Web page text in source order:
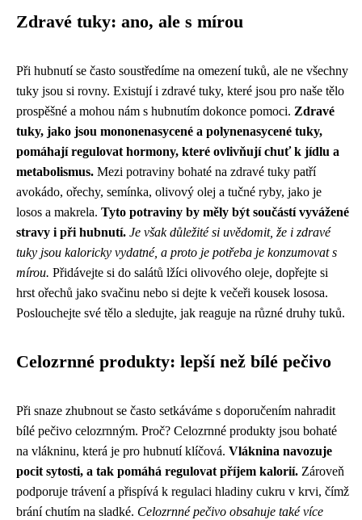
Zdravé tuky: ano, ale s mírou
Při hubnutí se často soustředíme na omezení tuků, ale ne všechny
tuky jsou si rovny. Existují i ​​zdravé tuky, které jsou pro naše tělo
prospěšné a mohou nám s hubnutím dokonce pomoci. Zdravé
tuky, jako jsou mononenasycené a polynenasycené tuky,
pomáhají regulovat hormony, které ovlivňují chuť k jídlu a
metabolismus. Mezi potraviny bohaté na zdravé tuky patří
avokádo, ořechy, semínka, olivový olej a tučné ryby, jako je
losos a makrela. Tyto potraviny by měly být součástí vyvážené
stravy i při hubnutí. Je však důležité si uvědomit, že i zdravé
tuky jsou kaloricky vydatné, a proto je potřeba je konzumovat s
mírou. Přidávejte si do salátů lžíci olivového oleje, dopřejte si
hrst ořechů jako svačinu nebo si dejte k večeři kousek lososa.
Poslouchejte své tělo a sledujte, jak reaguje na různé druhy tuků.
Celozrnné produkty: lepší než bílé pečivo
Při snaze zhubnout se často setkáváme s doporučením nahradit
bílé pečivo celozrnným. Proč? Celozrnné produkty jsou bohaté
na vlákninu, která je pro hubnutí klíčová. Vláknina navozuje
pocit sytosti, a tak pomáhá regulovat příjem kalorií. Zároveň
podporuje trávení a přispívá k regulaci hladiny cukru v krvi, čímž
brání chutím na sladké. Celozrnné pečivo obsahuje také více